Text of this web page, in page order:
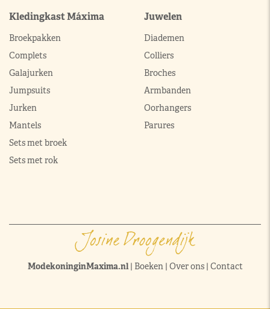
Kledingkast Máxima
Broekpakken
Complets
Galajurken
Jumpsuits
Jurken
Mantels
Sets met broek
Sets met rok
Juwelen
Diademen
Colliers
Broches
Armbanden
Oorhangers
Parures
ModekoninginMaxima.nl| Boeken| Over ons| Contact